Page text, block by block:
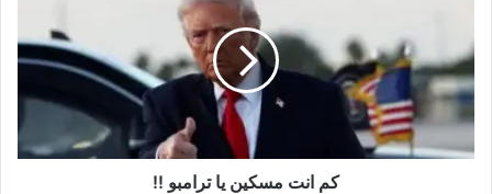
كم انت مسكين يا ترامبو !!